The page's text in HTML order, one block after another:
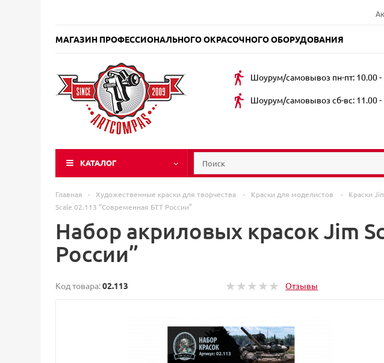
МАГАЗИН ПРОФЕССИОНАЛЬНОГО ОКРАСОЧНОГО ОБОРУДОВАНИЯ
Шоурум/самовывоз пн-пт: 10.00 -
Шоурум/самовывоз сб-вс: 11.00 -
КАТАЛОГ
Главная - Художественные краски для творчества - Краски для моделистов - Краски
Scale 02.113 “Современная БТТ России”
Набор акриловых красок Jim
России”
Код товара:02.113 Отзывы